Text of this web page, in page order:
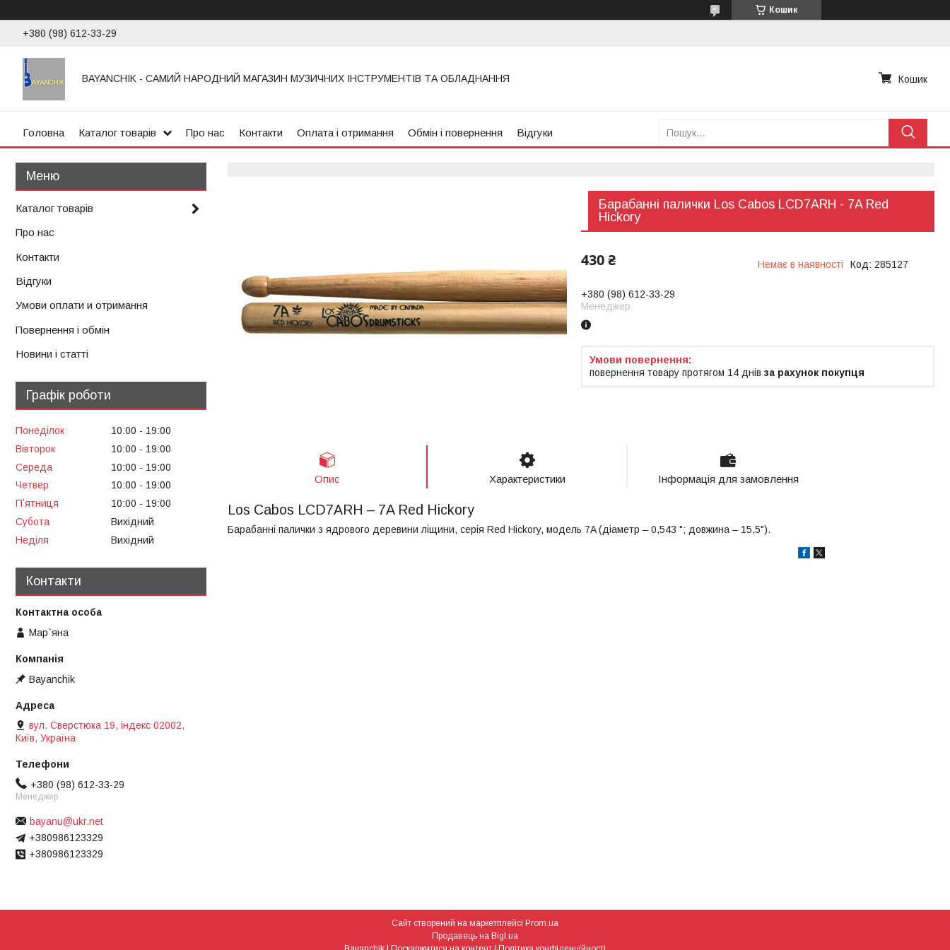
Кошик
+380 (98) 612-33-29
BAYANCHIK - САМИЙ НАРОДНИЙ МАГАЗИН МУЗИЧНИХ ІНСТРУМЕНТІВ ТА ОБЛАДНАННЯ Кошик
Головна Каталог товарів Про нас Контакти Оплата і отримання Обмін і повернення Відгуки
Барабанні палички Los Cabos LCD7ARH - 7A Red
Hickory
430 ₴ Немає в наявності Код: 285127
+380 (98) 612-33-29
Менеджер
повернення товару протягом 14 днів за рахунок покупця
Опис Характеристики Інформація для замовлення
Los Cabos LCD7ARH – 7A Red Hickory
Барабанні палички з ядрового деревини ліщини, серія Red Hickory, модель 7A (діаметр – 0,543 "; довжина – 15,5").
Каталог товарів
Про нас
Контакти
Відгуки
Умови оплати и отримання
Повернення і обмін
Новини і статті
Графік роботи
Понеділок 10:00
19:00
Вівторок
10:00
19:00
Середа
10:00
19:00
Четвер
10:00
19:00
Пʼятниця
10:00
19:00
Субота
Вихідний
Неділя
Вихідний
Контакти
Мар`яна
Bayanchik
вул. Сверстюка 19, індекс 02002,
Київ, Україна
+380 (98) 612-33-29
Менеджер
bayanu@ukr.net
+380986123329
+380986123329
Сайт створений на маркетплейсі Prom.ua
Продавець на Bigl.ua